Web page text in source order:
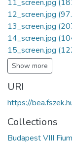
11_screen.jpg
12_screen.jpg
13_screen.jpg
14_screen.jpg
15_screen.jpg
Show more
URI
https://
Collections
Budapest VIII